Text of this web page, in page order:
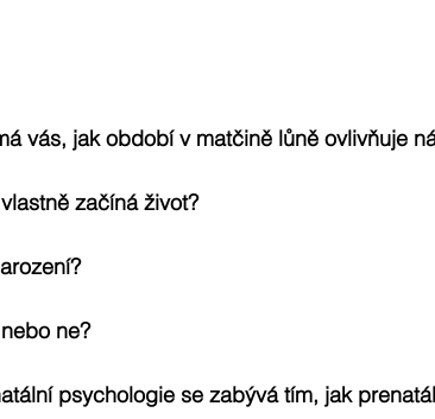
vás, jak období v matčině lůně ovlivňuje
začíná život?
ne?
psychologie se zabývá tím, jak